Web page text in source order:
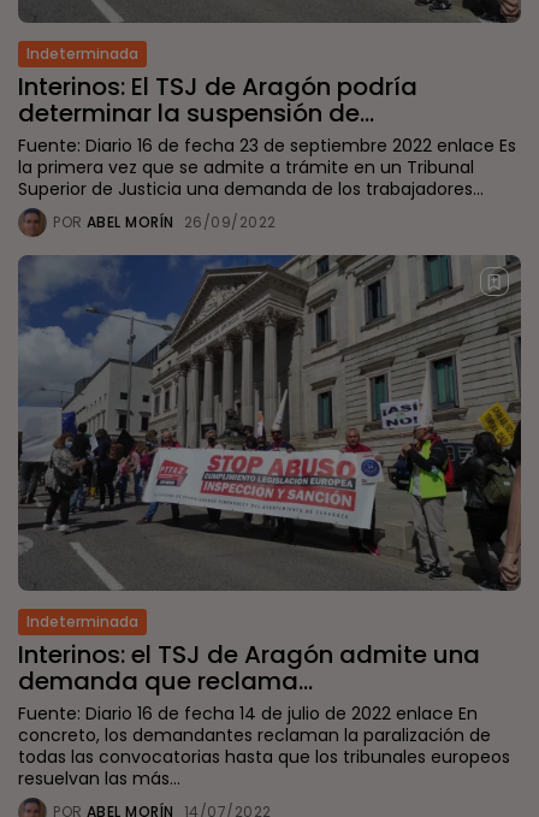
Indeterminada
Interinos: El TSJ de Aragón podría
determinar la suspensión de...
Fuente: Diario 16 de fecha 23 de septiembre 2022 enlace Es
la primera vez que se admite a trámite en un Tribunal
Superior de Justicia una demanda de los trabajadores...
POR ABEL MORÍN 26/09/2022
Indeterminada
Interinos: el TSJ de Aragón admite una
demanda que reclama...
Fuente: Diario 16 de fecha 14 de julio de 2022 enlace En
concreto, los demandantes reclaman la paralización de
todas las convocatorias hasta que los tribunales europeos
resuelvan las más...
POR ABEL MORÍN 14/07/2022